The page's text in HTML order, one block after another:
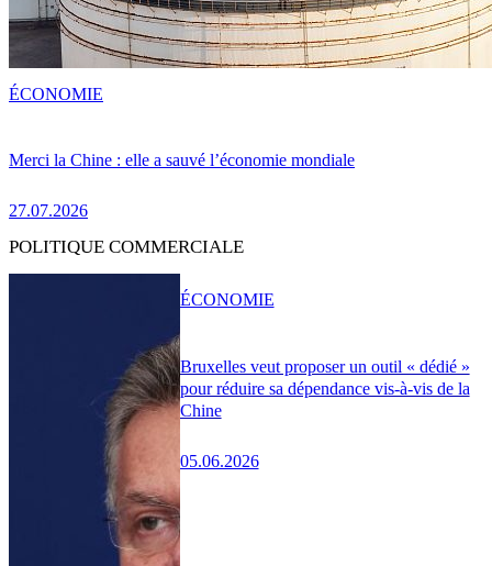
Merci la Chine : elle a sauvé l’économie mondiale
27.07.2026
ÉCONOMIE
POLITIQUE COMMERCIALE
Bruxelles veut proposer un outil « dédié »
pour réduire sa dépendance vis-à-vis de la
Chine
05.06.2026
ÉCONOMIE